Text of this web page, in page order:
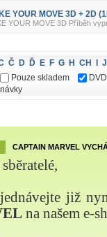
YOUR MOVE 3D + 2D
YOUR MOVE 3D Příběh
Č D Ď E F G H CH
J
Pouze skladem
DVD
CAPTAIN MARVEL
již
na našem e-